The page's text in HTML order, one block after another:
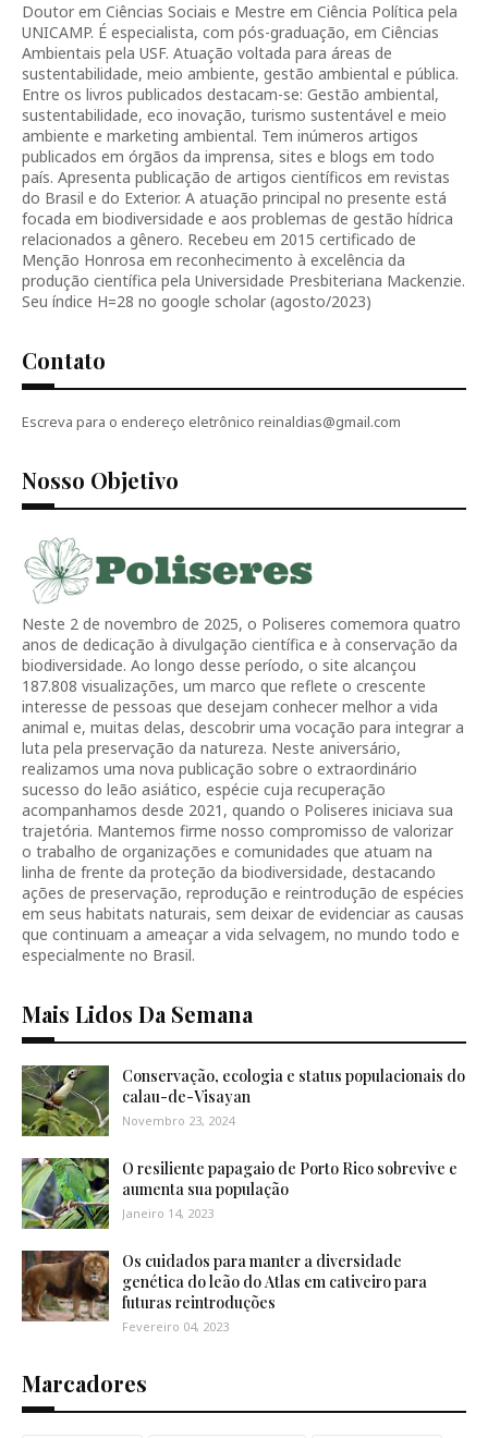
Doutor em Ciências Sociais e Mestre em Ciência Política pela
UNICAMP. É especialista, com pós-graduação, em Ciências
Ambientais pela USF. Atuação voltada para áreas de
sustentabilidade, meio ambiente, gestão ambiental e pública.
Entre os livros publicados destacam-se: Gestão ambiental,
sustentabilidade, eco inovação, turismo sustentável e meio
ambiente e marketing ambiental. Tem inúmeros artigos
publicados em órgãos da imprensa, sites e blogs em todo
país. Apresenta publicação de artigos científicos em revistas
do Brasil e do Exterior. A atuação principal no presente está
focada em biodiversidade e aos problemas de gestão hídrica
relacionados a gênero. Recebeu em 2015 certificado de
Menção Honrosa em reconhecimento à excelência da
produção científica pela Universidade Presbiteriana Mackenzie.
Seu índice H=28 no google scholar (agosto/2023)
Contato
Escreva para o endereço eletrônico reinaldias@gmail.com
Nosso Objetivo
Neste 2 de novembro de 2025, o Poliseres comemora quatro
anos de dedicação à divulgação científica e à conservação da
biodiversidade. Ao longo desse período, o site alcançou
187.808 visualizações, um marco que reflete o crescente
interesse de pessoas que desejam conhecer melhor a vida
animal e, muitas delas, descobrir uma vocação para integrar a
luta pela preservação da natureza. Neste aniversário,
realizamos uma nova publicação sobre o extraordinário
sucesso do leão asiático, espécie cuja recuperação
acompanhamos desde 2021, quando o Poliseres iniciava sua
trajetória. Mantemos firme nosso compromisso de valorizar
o trabalho de organizações e comunidades que atuam na
linha de frente da proteção da biodiversidade, destacando
ações de preservação, reprodução e reintrodução de espécies
em seus habitats naturais, sem deixar de evidenciar as causas
que continuam a ameaçar a vida selvagem, no mundo todo e
especialmente no Brasil.
Mais Lidos Da Semana
Conservação, ecologia e status populacionais do
calau-de-Visayan
Novembro 23, 2024
O resiliente papagaio de Porto Rico sobrevive e
aumenta sua população
Janeiro 14, 2023
Os cuidados para manter a diversidade
genética do leão do Atlas em cativeiro para
futuras reintroduções
Fevereiro 04, 2023
Marcadores